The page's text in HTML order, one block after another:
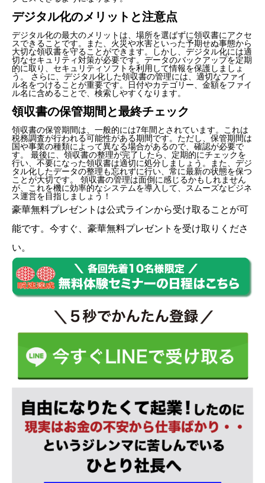
デジタル化のメリットと注意点
デジタル化の最大のメリットは、場所を選ばずに領収書にアクセ
スできることです。また、火災や水害といった予期せぬ事態から
大切な領収書を守ることができます。しかし、デジタル化には適
切なセキュリティ対策が必要です。データのバックアップを定期
的に取り、セキュリティソフトを利用して情報を保護しましょ
う。 さらに、デジタル化した領収書の管理には、適切なファイ
ル名をつけることが重要です。日付やカテゴリー、金額をファイ
ル名に含めることで、検索しやすくなります。
領収書の保管期間と最終チェック
領収書の保管期間は、一般的には7年間とされています。これは
税務調査が行われる可能性がある期間です。ただし、保管期間は
国や事業の種類によって異なる場合があるので、確認が必要で
す。 最後に、領収書の整理が完了したら、定期的にチェックを
行い、不要になった領収書は適切に処分しましょう。また、デジ
タル化したデータの整理も忘れずに行い、常に最新の状態を保つ
ことが大切です。 領収書の管理は面倒に感じるかもしれません
が、これを機に効率的なシステムを導入して、スムーズなビジネ
ス運営を目指しましょう！
豪華無料プレゼントは公式ラインから受け取ることが可
能です。今すぐ、豪華無料プレゼントを受け取りくださ
い。